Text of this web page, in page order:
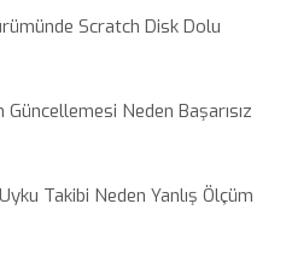
Scratch Disk Dolu
Neden Başarısız
Takibi Neden Yanlış Ölçüm